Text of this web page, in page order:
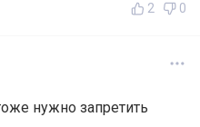
2 0
нужно запретить